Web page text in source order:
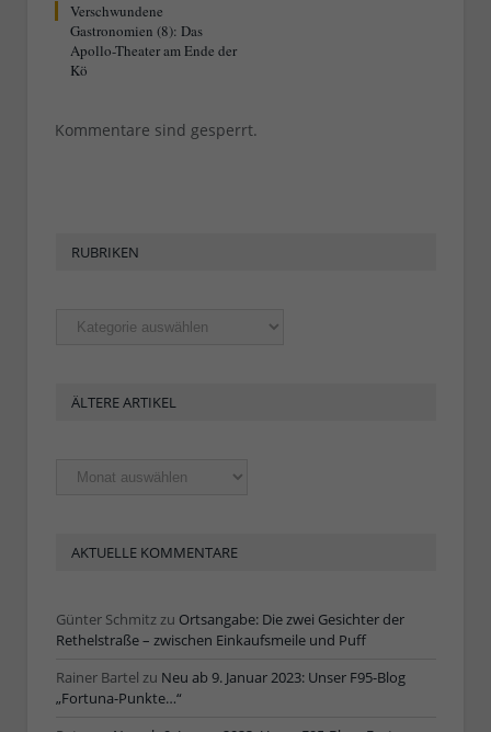
Verschwundene
Gastronomien (8): Das
Apollo-Theater am Ende der
Kö
Kommentare sind gesperrt.
RUBRIKEN
Rubriken
ÄLTERE ARTIKEL
Ältere
Artikel
AKTUELLE KOMMENTARE
Günter Schmitzzu Ortsangabe: Die zwei Gesichter der
Rethelstraße – zwischen Einkaufsmeile und Puff
Rainer Bartel zu Neu ab 9. Januar 2023: Unser F95-Blog
„Fortuna-Punkte…“